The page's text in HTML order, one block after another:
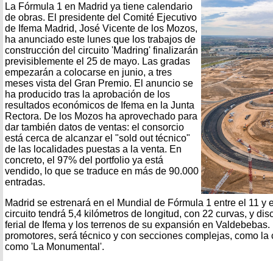
La Fórmula 1 en Madrid ya tiene calendario
de obras. El presidente del Comité Ejecutivo
de Ifema Madrid, José Vicente de los Mozos,
ha anunciado este lunes que los trabajos de
construcción del circuito 'Madring' finalizarán
previsiblemente el 25 de mayo. Las gradas
empezarán a colocarse en junio, a tres
meses vista del Gran Premio. El anuncio se
ha producido tras la aprobación de los
resultados económicos de Ifema en la Junta
Rectora. De los Mozos ha aprovechado para
dar también datos de ventas: el consorcio
está cerca de alcanzar el "sold out técnico"
de las localidades puestas a la venta. En
concreto, el 97% del portfolio ya está
vendido, lo que se traduce en más de 90.000
entradas.
Madrid se estrenará en el Mundial de Fórmula 1 entre el 11 y
circuito tendrá 5,4 kilómetros de longitud, con 22 curvas, y
ferial de Ifema y los terrenos de su expansión en
promotores, será técnico y con secciones complejas, como
como 'La Monumental'.